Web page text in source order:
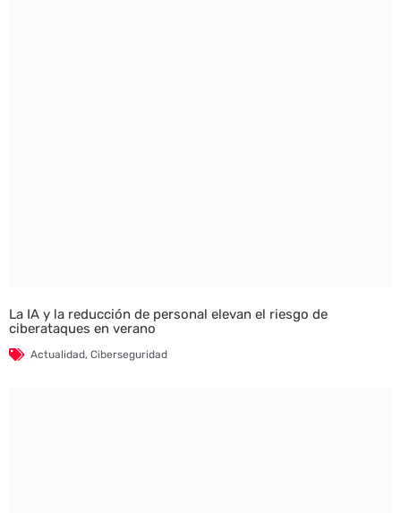
La IA y la reducción de personal elevan el riesgo de
ciberataques en verano
Actualidad, Ciberseguridad